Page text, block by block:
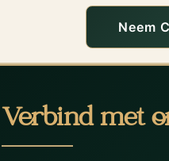
Neem
Verbind met